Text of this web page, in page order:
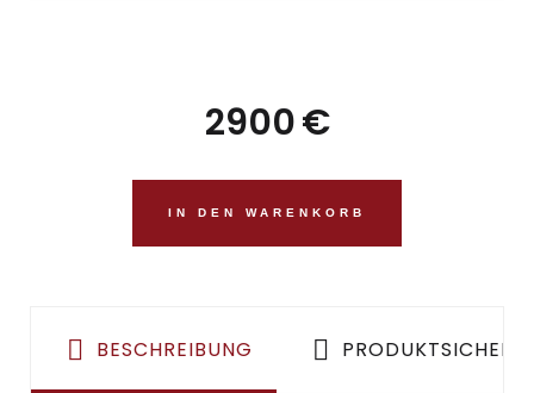
€
2900
IN DEN WARENKORB
BESCHREIBUNG